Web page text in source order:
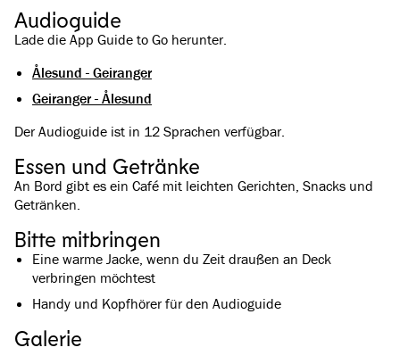
Audioguide
Lade die App Guide to Go herunter.
Ålesund - Geiranger
Geiranger - Ålesund
Der Audioguide ist in 12 Sprachen verfügbar.
Essen und Getränke
An Bord gibt es ein Café mit leichten Gerichten, Snacks und
Getränken.
Bitte mitbringen
Eine warme Jacke, wenn du Zeit draußen an Deck
verbringen möchtest
Handy und Kopfhörer für den Audioguide
Galerie